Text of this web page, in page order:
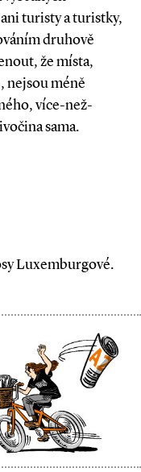
turisty a turistky,
druhově
že místa,
nejsou méně
více­-než­-
sama.
Luxemburgové.